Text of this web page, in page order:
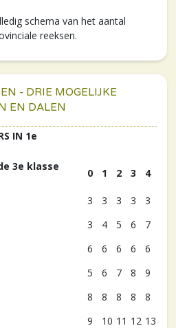
schema van het aantal
reeksen.
- DRIE MOGELIJKE
EN DALEN
IN 1e
3e klasse
0 1 2 3 4
3 3 3 3
3
3 4 5 6
7
6 6 6 6
6
5 6 7 8
9
8 8 8 8
8
9 10 11 12 13